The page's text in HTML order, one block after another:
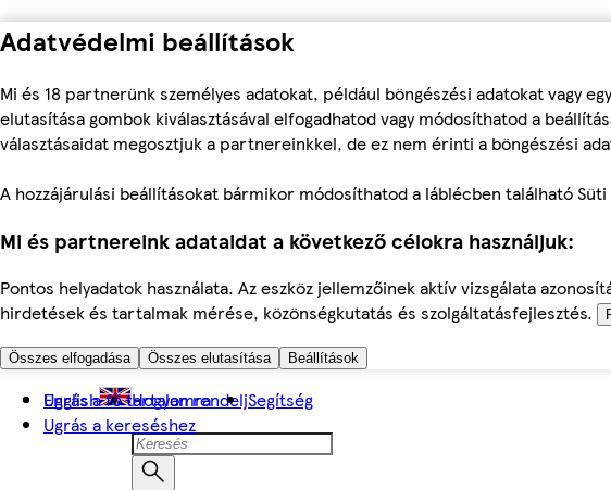
Adatvédelmi beállítások
Mi és 18 partnerünk személyes adatokat, például böngészési adatokat vagy
elutasítása gombok kiválasztásával elfogadhatod vagy módosíthatod a
választásaidat megosztjuk a partnereinkkel, de ez nem érinti a böngészési
A hozzájárulási beállításokat bármikor módosíthatod a láblécben található
Mi és partnereink adataidat a következő célokra használjuk:
Pontos helyadatok használata. Az eszköz jellemzőinek aktív vizsgálata
hirdetések és tartalmak mérése, közönségkutatás és szolgáltatásfejlesztés.
Összes elfogadása Összes elutasítása Beállítások
Ugrás a fő tartalomra
Ugrás a kereséshez
English Hogyan rendeljSegítség